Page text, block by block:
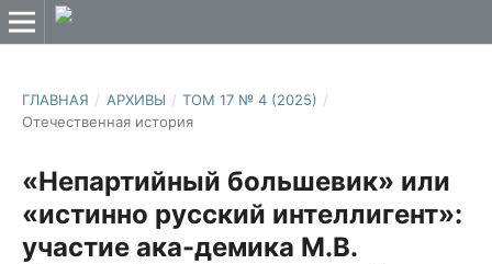
ГЛАВНАЯ / АРХИВЫ / ТОМ 17 № 4 (2025) /
Отечественная история
«Непартийный большевик» или
«истинно русский интеллигент»:
участие ака-демика М.В.